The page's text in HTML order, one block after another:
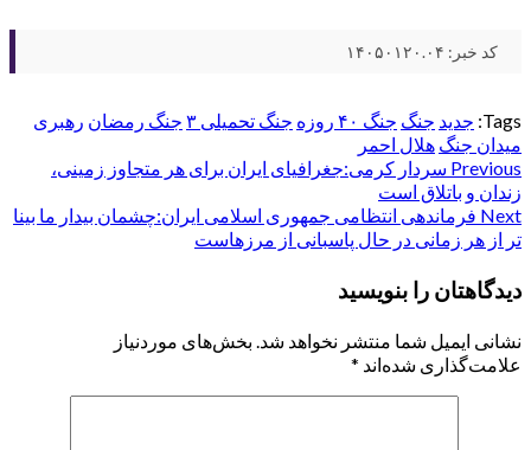
کد خبر: ۱۴۰۵۰۱۲۰.۰۴
Tags: جدید جنگ جنگ ۴۰ روزه جنگ تحمیلی ۳ جنگ رمضان رهبری
میدان جنگ هلال احمر
Post
navigation
Previous سردار کرمی:جغرافیای ایران برای هر متجاوز زمینی،
زندان و باتلاق است
Next فرماندهی انتظامی جمهوری اسلامی ایران:چشمان بیدار ما بینا
تر از هر زمانی در حال پاسبانی از مرزهاست
دیدگاهتان را بنویسید
نشانی ایمیل شما منتشر نخواهد شد. بخش‌های موردنیاز
علامت‌گذاری شده‌اند *